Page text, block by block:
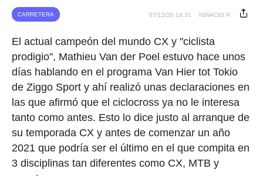
CARRETERA 07/12/20 14:31 IGNACIO P.
El actual campeón del mundo CX y "ciclista
prodigio", Mathieu Van der Poel estuvo hace unos
días hablando en el programa Van Hier tot Tokio
de Ziggo Sport y ahí realizó unas declaraciones en
las que afirmó que el ciclocross ya no le interesa
tanto como antes. Esto lo dice justo al arranque de
su temporada CX y antes de comenzar un año
2021 que podría ser el último en el que compita en
3 disciplinas tan diferentes como CX, MTB y